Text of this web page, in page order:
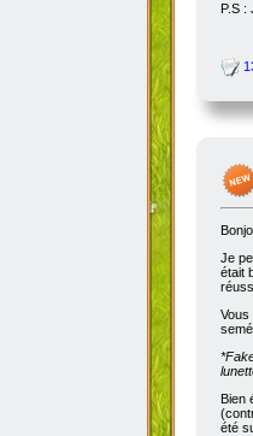
P.S
Je
était
Vous
Bien
été